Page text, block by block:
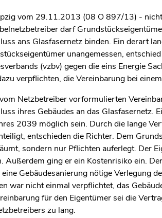
vom 29.11.2013 (08 O 897/13) -
darf
ans Glasfasernetz binden. Ein derart
unangemessen,
(vzbv) gegen die eins Energie
verpflichten, die Vereinbarung bei
Netzbetreiber vorformulierten
ihres Gebäudes an das Glasfasernetz.
2039 möglich sein. Durch die lange
entschieden die Richter. Dem
sondern nur Pflichten auferlegt. Der
Außerdem ging er ein Kostenrisiko ein.
Gebäudesanierung nötige Verlegung
war nicht einmal verpflichtet, das
für den Eigentümer sei die
zu lang.